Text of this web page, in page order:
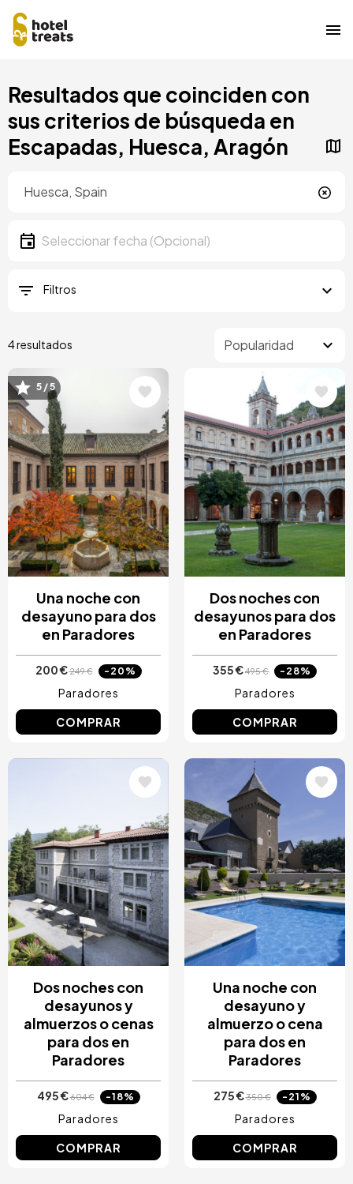
principal
Resultados que coinciden con
sus criterios de búsqueda en
Escapadas, Huesca, Aragón
Fecha
Seleccionar fecha
Filtros
4 resultados
Image
5 / 5
Una noche con
desayuno para dos
en Paradores
200 €249 € -20%
Paradores
COMPRAR
Image
Dos noches con
desayunos para dos
en Paradores
355 €495 € -28%
Paradores
COMPRAR
Dos noches con
desayunos y
almuerzos o cenas
para dos en
Paradores
495 €604 € -18%
Paradores
COMPRAR
Image
Una noche con
desayuno y
almuerzo o cena
para dos en
Paradores
275 €350 € -21%
Paradores
COMPRAR